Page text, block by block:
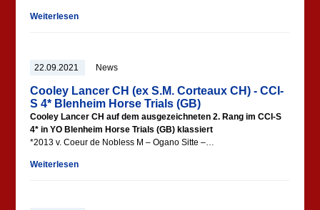
Weiterlesen
22.09.2021 News
Cooley Lancer CH (ex S.M. Corteaux CH) - CCI-
S 4* Blenheim Horse Trials (GB)
Cooley Lancer CH auf dem ausgezeichneten 2. Rang im CCI-S
4* in YO Blenheim Horse Trials (GB) klassiert
*2013 v. Coeur de Nobless M – Ogano Sitte –…
Weiterlesen